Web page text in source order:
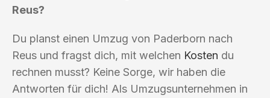
Reus?
Du planst einen Umzug von Paderborn nach
Reus und fragst dich, mit welchen Kosten du
rechnen musst? Keine Sorge, wir haben die
Antworten für dich! Als Umzugsunternehmen in